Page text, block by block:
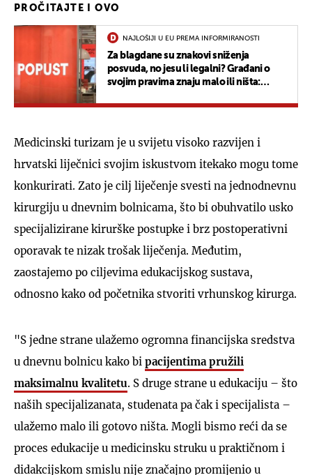
PROČITAJTE I OVO
NAJLOŠIJI U EU PREMA INFORMIRANOSTI
Za blagdane su znakovi sniženja
posvuda, no jesu li legalni? Građani o
svojim pravima znaju malo ili ništa:
novac"
Medicinski turizam je u svijetu visoko razvijen i
hrvatski liječnici svojim iskustvom itekako mogu tome
konkurirati. Zato je cilj liječenje svesti na jednodnevnu
kirurgiju u dnevnim bolnicama, što bi obuhvatilo usko
specijalizirane kirurške postupke i brz postoperativni
oporavak te nizak trošak liječenja. Međutim,
zaostajemo po ciljevima edukacijskog sustava,
odnosno kako od početnika stvoriti vrhunskog kirurga.
"S jedne strane ulažemo ogromna financijska sredstva
u dnevnu bolnicu kako bi pacijentima pružili
maksimalnu kvalitetu. S druge strane u edukaciju – što
naših specijalizanata, studenata pa čak i specijalista –
ulažemo malo ili gotovo ništa. Mogli bismo reći da se
proces edukacije u medicinsku struku u praktičnom i
didakcijskom smislu nije značajno promijenio u